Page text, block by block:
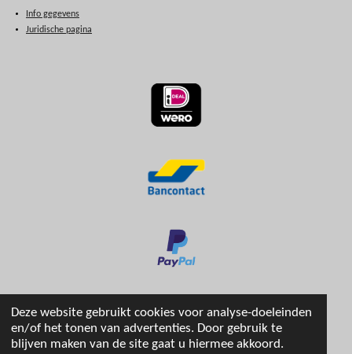
Deze website gebruikt cookies voor analyse-doeleinden
en/of het tonen van advertenties. Door gebruik te
blijven maken van de site gaat u hiermee akkoord.
Info gegevens
Juridische pagina